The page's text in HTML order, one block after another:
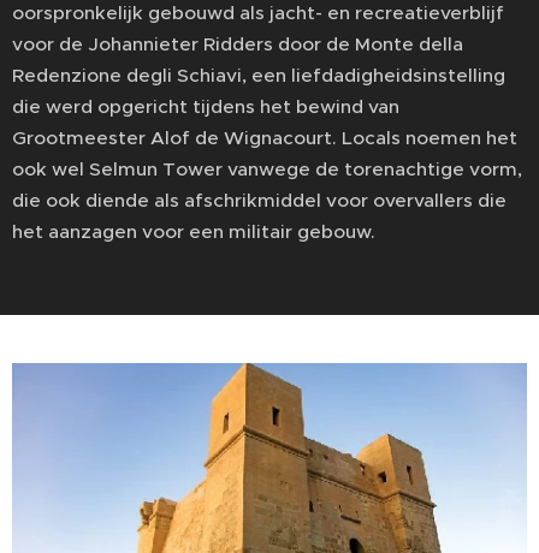
oorspronkelijk gebouwd als jacht- en recreatieverblijf
voor de Johannieter Ridders door de Monte della
Redenzione degli Schiavi, een liefdadigheidsinstelling
die werd opgericht tijdens het bewind van
Grootmeester Alof de Wignacourt. Locals noemen het
ook wel Selmun Tower vanwege de torenachtige vorm,
die ook diende als afschrikmiddel voor overvallers die
het aanzagen voor een militair gebouw.